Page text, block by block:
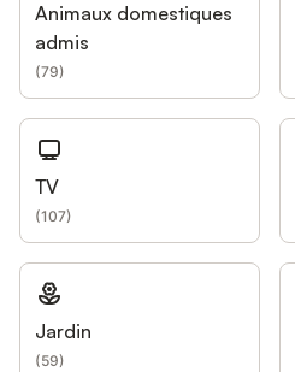
Animaux domestiques
admis
(79)
TV
(107)
Jardin
(59)